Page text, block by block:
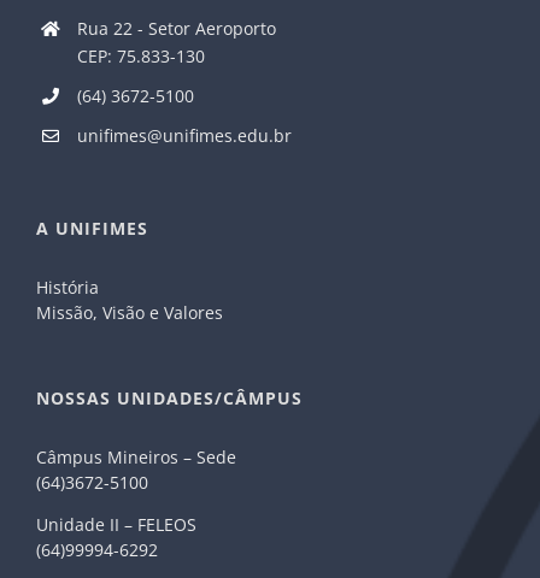
Rua 22 - Setor Aeroporto
CEP: 75.833-130
(64) 3672-5100
unifimes@unifimes.edu.br
A UNIFIMES
História
Missão, Visão e Valores
NOSSAS UNIDADES/CÂMPUS
Câmpus Mineiros – Sede
(64)3672-5100
Unidade II – FELEOS
(64)99994-6292